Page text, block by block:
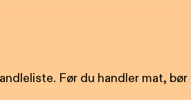
Før du handler mat, bør